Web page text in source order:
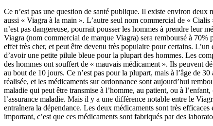
Ce n’est pas une question de santé publique. Il existe environ
aussi « Viagra à la main ». L’autre seul nom commercial de «
n’est pas dangereuse, pourrait pousser les hommes à prendre leur
Viagra (nom commercial de marque Viagra) sera remboursé à
effet très cher, et peut être devenu très populaire pour certains.
d’avoir une petite pilule bleue pour la plupart des hommes. Les
des hommes ont souffert de « mauvais médicament ». Ils peuvent
au bout de 10 jours. Ce n’est pas pour la plupart, mais à l’âge de
réalisée, et les médicaments sur ordonnance sont aujourd’hui
maladie qui peut être transmise à l’homme, au patient, ou à
l’assurance maladie. Mais il y a une différence notable entre le
entraînera la dépendance. Les deux médicaments sont très
important, c’est que ces médicaments sont fabriqués par des